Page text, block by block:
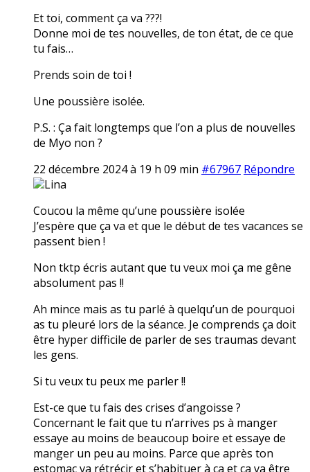
Et toi, comment ça va ???!
Donne moi de tes nouvelles, de ton état, de ce que
tu fais…
Prends soin de toi !
Une poussière isolée.
P.S. : Ça fait longtemps que l’on a plus de nouvelles
de Myo non ?
22 décembre 2024 à 19 h 09 min #67967 Répondre
Lina
Coucou la même qu’une poussière isolée
J’espère que ça va et que le début de tes vacances se
passent bien !
Non tktp écris autant que tu veux moi ça me gêne
absolument pas !!
Ah mince mais as tu parlé à quelqu’un de pourquoi
as tu pleuré lors de la séance. Je comprends ça doit
être hyper difficile de parler de ses traumas devant
les gens.
Si tu veux tu peux me parler !!
Est-ce que tu fais des crises d’angoisse ?
Concernant le fait que tu n’arrives ps à manger
essaye au moins de beaucoup boire et essaye de
manger un peu au moins. Parce que après ton
estomac va rétrécir et s’habituer à ça et ça va être